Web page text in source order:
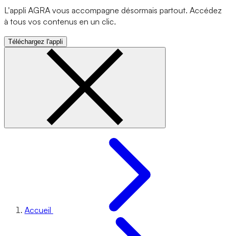
L'appli AGRA vous accompagne désormais partout. Accédez
à tous vos contenus en un clic.
Téléchargez l'appli
Accueil